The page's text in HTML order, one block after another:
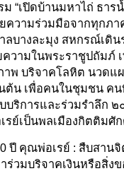
“เปิดบ้านมหาไถ่ ธาร
วามร่วมมือจากทุกภา
ลบางละมุง สหกรณ์เดิ
ความในพระราชูปถัมภ์
าพ บริจาคโลหิต นวดแ
ต้น เพื่อคนในชุมชน ค
บริการและร่วมรำลึก
รย์เป็นพลเมืองกิตติมศั
ปี คุณพ่อเรย์ : สืบสาน
วมบริจาคเงินหรือสิ่ง